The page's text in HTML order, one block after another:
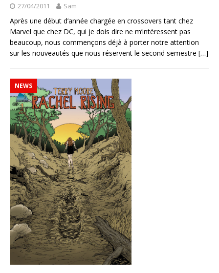
27/04/2011 Sam
Après une début d’année chargée en crossovers tant chez
Marvel que chez DC, qui je dois dire ne m’intéressent pas
beaucoup, nous commençons déjà à porter notre attention
sur les nouveautés que nous réservent le second semestre […]
NEWS